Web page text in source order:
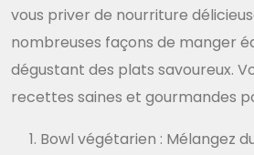
vous priver de nourriture
nombreuses façons de manger
dégustant des plats savoureux.
recettes saines et gourmandes
Bowl végétarien : Mélangez